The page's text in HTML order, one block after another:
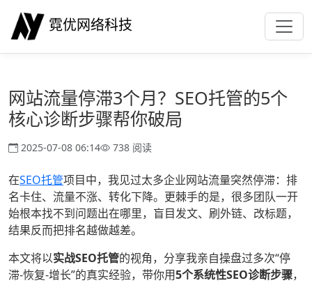
霓优网络科技
网站流量停滞3个月？SEO托管的5个
核心诊断步骤帮你破局
2025-07-08 06:14 738 阅读
在SEO托管项目中，我见过太多企业网站流量突然停滞：排
名卡住、流量不涨、转化下降。更棘手的是，很多团队一开
始根本找不到问题出在哪里，盲目发文、刷外链、改标题，
结果反而把排名越做越差。
本文将以实战SEO托管的视角，分享我亲自操盘过多次“停
滞-恢复-增长”的真实经验，带你用5个系统性SEO诊断步骤，